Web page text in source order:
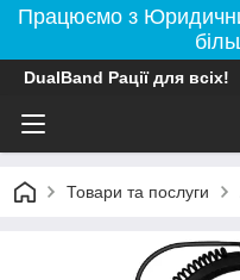
Працюємо з
DualBand Рації для всіх!
Товари та послуги